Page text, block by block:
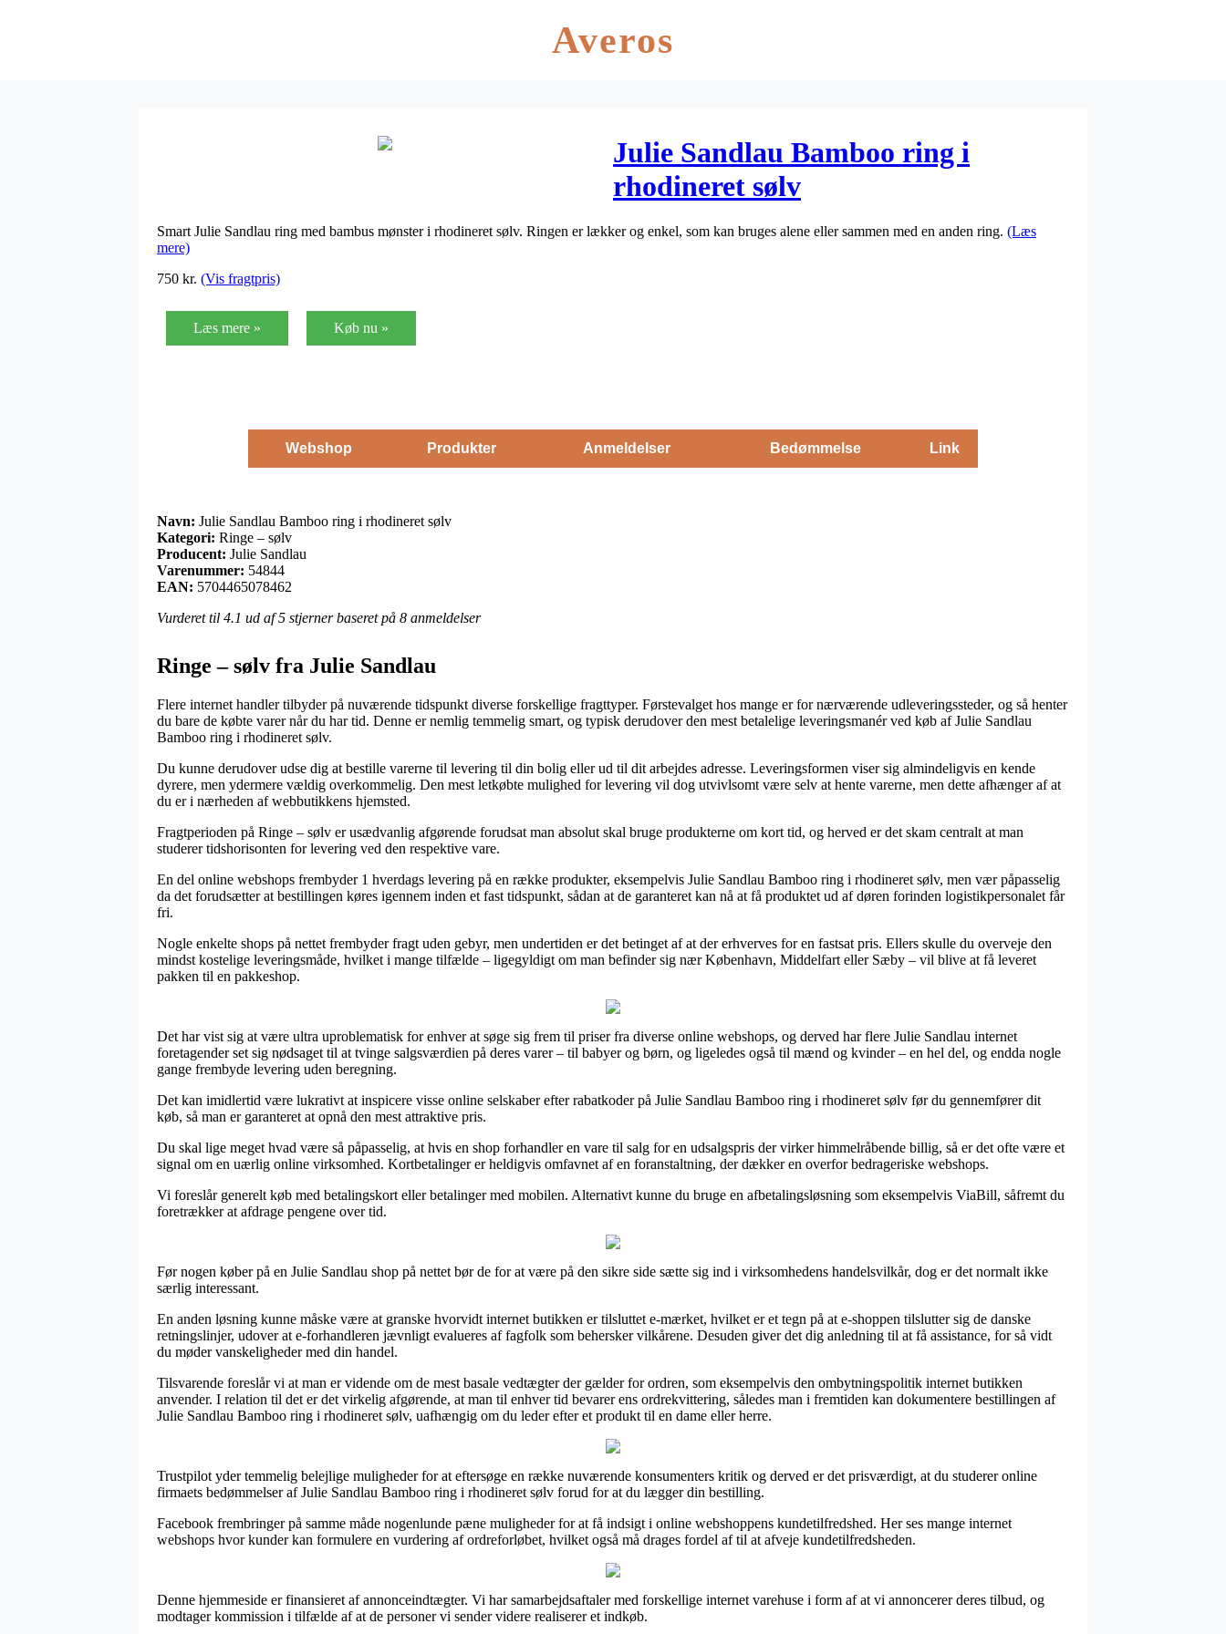
Averos
Julie Sandlau Bamboo ring i
rhodineret sølv
Smart Julie Sandlau ring med bambus mønster i rhodineret sølv. Ringen er lækker og enkel, som kan bruges alene eller sammen med en anden ring. (Læs
mere)
750 kr. (Vis fragtpris)
Læs mere » Køb nu »
Webshop Produkter Anmeldelser Bedømmelse Link
Navn: Julie Sandlau Bamboo ring i rhodineret sølv
Kategori: Ringe – sølv
Producent: Julie Sandlau
Varenummer: 54844
EAN: 5704465078462
Vurderet til 4.1 ud af 5 stjerner baseret på 8 anmeldelser
Ringe – sølv fra Julie Sandlau
Flere internet handler tilbyder på nuværende tidspunkt diverse forskellige fragttyper. Førstevalget hos mange er for nærværende udleveringssteder, og så henter
du bare de købte varer når du har tid. Denne er nemlig temmelig smart, og typisk derudover den mest betalelige leveringsmanér ved køb af Julie Sandlau
Bamboo ring i rhodineret sølv.
Du kunne derudover udse dig at bestille varerne til levering til din bolig eller ud til dit arbejdes adresse. Leveringsformen viser sig almindeligvis en kende
dyrere, men ydermere vældig overkommelig. Den mest letkøbte mulighed for levering vil dog utvivlsomt være selv at hente varerne, men dette afhænger af at
du er i nærheden af webbutikkens hjemsted.
Fragtperioden på Ringe – sølv er usædvanlig afgørende forudsat man absolut skal bruge produkterne om kort tid, og herved er det skam centralt at man
studerer tidshorisonten for levering ved den respektive vare.
En del online webshops frembyder 1 hverdags levering på en række produkter, eksempelvis Julie Sandlau Bamboo ring i rhodineret sølv, men vær påpasselig
da det forudsætter at bestillingen køres igennem inden et fast tidspunkt, sådan at de garanteret kan nå at få produktet ud af døren forinden logistikpersonalet får
fri.
Nogle enkelte shops på nettet frembyder fragt uden gebyr, men undertiden er det betinget af at der erhverves for en fastsat pris. Ellers skulle du overveje den
mindst kostelige leveringsmåde, hvilket i mange tilfælde – ligegyldigt om man befinder sig nær København, Middelfart eller Sæby – vil blive at få leveret
pakken til en pakkeshop.
Det har vist sig at være ultra uproblematisk for enhver at søge sig frem til priser fra diverse online webshops, og derved har flere Julie Sandlau internet
foretagender set sig nødsaget til at tvinge salgsværdien på deres varer – til babyer og børn, og ligeledes også til mænd og kvinder – en hel del, og endda nogle
gange frembyde levering uden beregning.
Det kan imidlertid være lukrativt at inspicere visse online selskaber efter rabatkoder på Julie Sandlau Bamboo ring i rhodineret sølv før du gennemfører dit
køb, så man er garanteret at opnå den mest attraktive pris.
Du skal lige meget hvad være så påpasselig, at hvis en shop forhandler en vare til salg for en udsalgspris der virker himmelråbende billig, så er det ofte være et
signal om en uærlig online virksomhed. Kortbetalinger er heldigvis omfavnet af en foranstaltning, der dækker en overfor bedrageriske webshops.
Vi foreslår generelt køb med betalingskort eller betalinger med mobilen. Alternativt kunne du bruge en afbetalingsløsning som eksempelvis ViaBill, såfremt du
foretrækker at afdrage pengene over tid.
Før nogen køber på en Julie Sandlau shop på nettet bør de for at være på den sikre side sætte sig ind i virksomhedens handelsvilkår, dog er det normalt ikke
særlig interessant.
En anden løsning kunne måske være at granske hvorvidt internet butikken er tilsluttet e-mærket, hvilket er et tegn på at e-shoppen tilslutter sig de danske
retningslinjer, udover at e-forhandleren jævnligt evalueres af fagfolk som behersker vilkårene. Desuden giver det dig anledning til at få assistance, for så vidt
du møder vanskeligheder med din handel.
Tilsvarende foreslår vi at man er vidende om de mest basale vedtægter der gælder for ordren, som eksempelvis den ombytningspolitik internet butikken
anvender. I relation til det er det virkelig afgørende, at man til enhver tid bevarer ens ordrekvittering, således man i fremtiden kan dokumentere bestillingen af
Julie Sandlau Bamboo ring i rhodineret sølv, uafhængig om du leder efter et produkt til en dame eller herre.
Trustpilot yder temmelig belejlige muligheder for at eftersøge en række nuværende konsumenters kritik og derved er det prisværdigt, at du studerer online
firmaets bedømmelser af Julie Sandlau Bamboo ring i rhodineret sølv forud for at du lægger din bestilling.
Facebook frembringer på samme måde nogenlunde pæne muligheder for at få indsigt i online webshoppens kundetilfredshed. Her ses mange internet
webshops hvor kunder kan formulere en vurdering af ordreforløbet, hvilket også må drages fordel af til at afveje kundetilfredsheden.
Denne hjemmeside er finansieret af annonceindtægter. Vi har samarbejdsaftaler med forskellige internet varehuse i form af at vi annoncerer deres tilbud, og
modtager kommission i tilfælde af at de personer vi sender videre realiserer et indkøb.